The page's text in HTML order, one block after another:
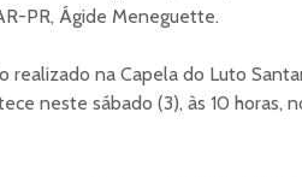
PR, Ágide Meneguette.
realizado na Capela do Luto
neste sábado (3), às 10 horas,